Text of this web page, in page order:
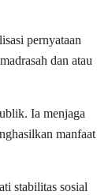
pernyataan
dan atau
Ia menjaga
manfaat
stabilitas sosial